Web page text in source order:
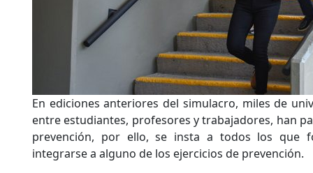
En ediciones anteriores del simulacro, miles de
entre estudiantes, profesores y trabajadores, han
prevención, por ello, se insta a todos los que
integrarse a alguno de los ejercicios de prevención.